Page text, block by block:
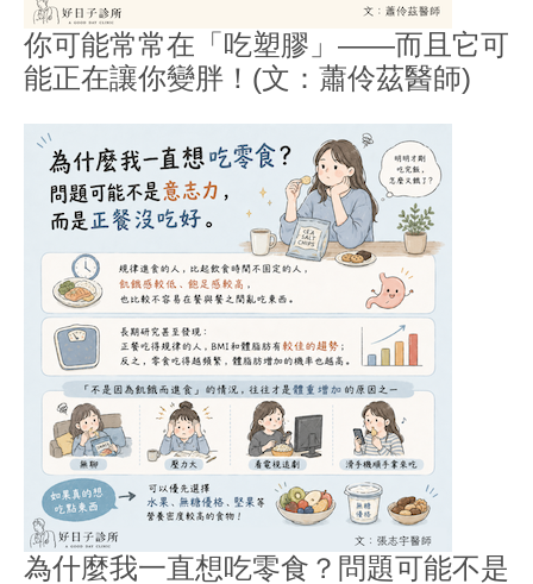
你可能常常在「吃塑膠」——而且它可
能正在讓你變胖！(文：蕭伶茲醫師)
為什麼我一直想吃零食？問題可能不是